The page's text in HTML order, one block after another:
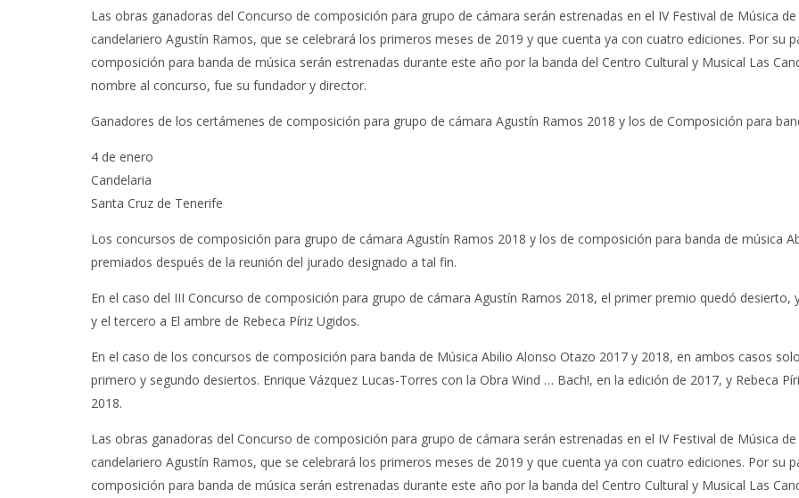
Las obras ganadoras del Concurso de composición para grupo de cámara serán estrenadas en el IV Festival de Música
candelariero Agustín Ramos, que se celebrará los primeros meses de 2019 y que cuenta ya con cuatro ediciones. Por su
composición para banda de música serán estrenadas durante este año por la banda del Centro Cultural y Musical Las
nombre al concurso, fue su fundador y director.
Ganadores de los certámenes de composición para grupo de cámara Agustín Ramos 2018 y los de Composición para
4 de enero
Candelaria
Santa Cruz de Tenerife
Los concursos de composición para grupo de cámara Agustín Ramos 2018 y los de composición para banda de música
premiados después de la reunión del jurado designado a tal fin.
En el caso del III Concurso de composición para grupo de cámara Agustín Ramos 2018, el primer premio quedó desierto,
y el tercero a El ambre de Rebeca Píriz Ugidos.
En el caso de los concursos de composición para banda de Música Abilio Alonso Otazo 2017 y 2018, en ambos casos
primero y segundo desiertos. Enrique Vázquez Lucas-Torres con la Obra Wind … Bach!, en la edición de 2017, y Rebeca
2018.
Las obras ganadoras del Concurso de composición para grupo de cámara serán estrenadas en el IV Festival de Música
candelariero Agustín Ramos, que se celebrará los primeros meses de 2019 y que cuenta ya con cuatro ediciones. Por su
composición para banda de música serán estrenadas durante este año por la banda del Centro Cultural y Musical Las